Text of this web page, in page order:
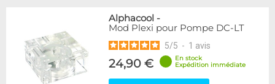
Alphacool -
Mod Plexi pour Pompe DC-LT
5/5 - 1 avis
24,90 €
En stock
Expédition immédiate